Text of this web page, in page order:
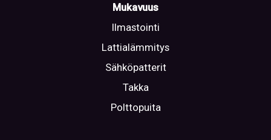
Mukavuus
Ilmastointi
Lattialämmitys
Sähköpatterit
Takka
Polttopuita